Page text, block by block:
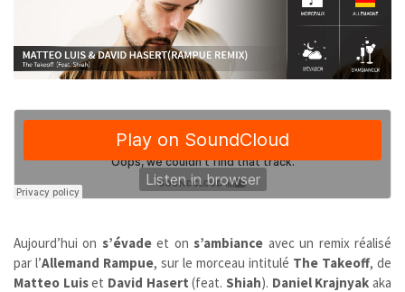
Aujourd’hui on s’évadeet ons’ambiance avec un remix réalisé
par l’Allemand Rampue, sur le morceau intitulé The Takeoff, de
Matteo Luiset David Hasert (feat.Shiah). Daniel Krajnyak aka